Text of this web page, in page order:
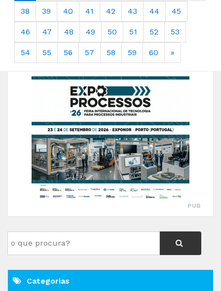
38 39 40 41 42 43 44 45
46 47 48 49 50 51 52 53
54 55 56 57 58 59 60 »
PUB
Categorias